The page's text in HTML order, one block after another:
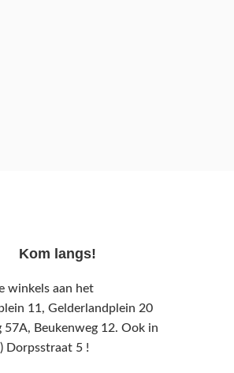
Kom langs!
winkels aan het
11, Gelderlandplein 20
57A, Beukenweg 12. Ook in
Dorpsstraat 5 !